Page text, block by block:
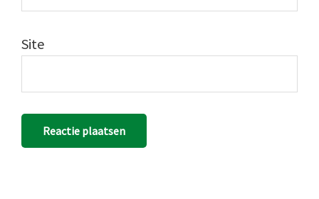
Site